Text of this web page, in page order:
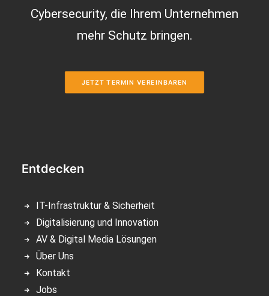
Cybersecurity, die Ihrem Unternehmen
mehr Schutz bringen.
JETZT TERMIN VEREINBAREN
Entdecken
IT-Infrastruktur & Sicherheit
Digitalisierung und Innovation
AV & Digital Media Lösungen
Über Uns
Kontakt
Jobs